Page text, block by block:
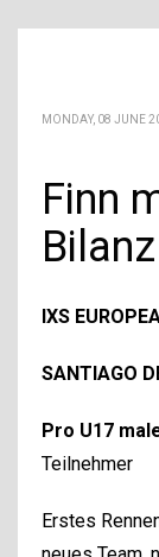
MONDAY, 08 JUNE
Finn
Bilanz
IXS
SANTIAGO
Pro U17
Teilnehmer
Erstes